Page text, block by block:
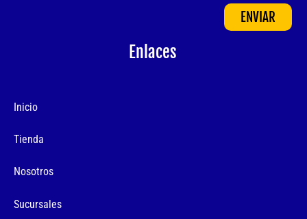
ENVIAR
Enlaces
Inicio
Tienda
Nosotros
Sucursales